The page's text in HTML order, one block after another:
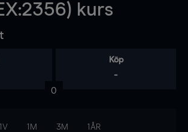
kurs
Köp
-
0
1V 1M 3M 1ÅR